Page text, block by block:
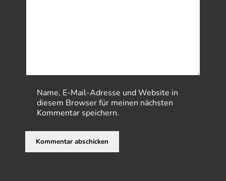
Name, E-Mail-Adresse und Website in
diesem Browser für meinen nächsten
Kommentar speichern.